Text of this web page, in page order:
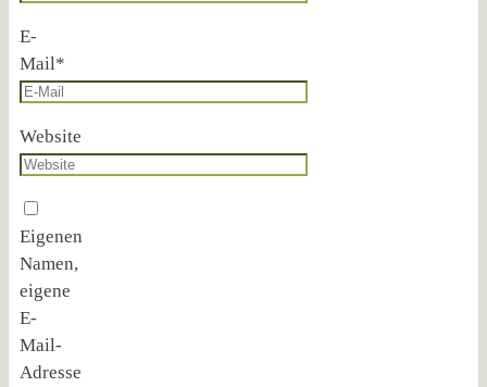
E-
Mail*
Website
Eigenen
Namen,
eigene
E-
Mail-
Adresse